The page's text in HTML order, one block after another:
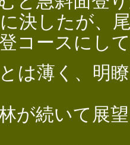
決したが、
コースにし
は薄く、明
が続いて展